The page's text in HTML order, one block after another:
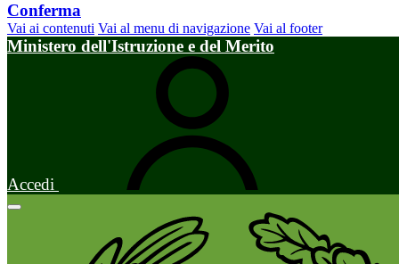
Conferma
Vai ai contenuti Vai al menu di navigazione Vai al footer
Ministero dell'Istruzione e del Merito
Accedi